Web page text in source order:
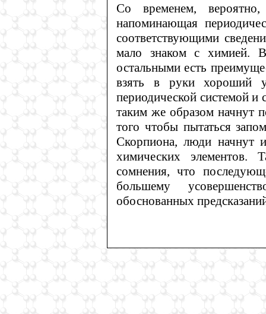
Со временем, вероятно,
напоминающая
соответствующими
мало знаком с химией.
остальными есть
взять в руки хороший
периодической системой и
таким же образом начнут
того чтобы пытаться
Скорпиона, люди начнут
химических элементов.
сомнения, что
большему
обоснованных